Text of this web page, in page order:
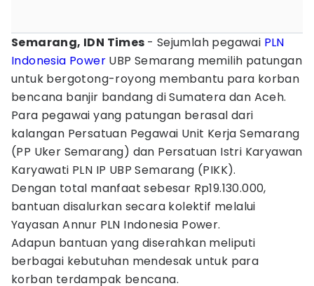
Semarang, IDN Times - Sejumlah pegawai PLN
Indonesia Power UBP Semarang memilih patungan
untuk bergotong-royong membantu para korban
bencana banjir bandang di Sumatera dan Aceh.
Para pegawai yang patungan berasal dari
kalangan Persatuan Pegawai Unit Kerja Semarang
(PP Uker Semarang) dan Persatuan Istri Karyawan
Karyawati PLN IP UBP Semarang (PIKK).
Dengan total manfaat sebesar Rp19.130.000,
bantuan disalurkan secara kolektif melalui
Yayasan Annur PLN Indonesia Power.
Adapun bantuan yang diserahkan meliputi
berbagai kebutuhan mendesak untuk para
korban terdampak bencana.